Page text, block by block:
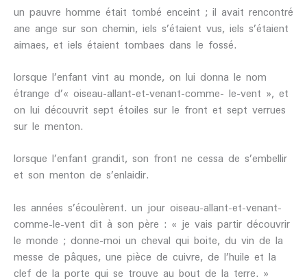
un pauvre homme était tombé enceint ; il avait rencontré
ane ange sur son chemin, iels s’étaient vus, iels s’étaient
aimaes, et iels étaient tombaes dans le fossé.
lorsque l’enfant vint au monde, on lui donna le nom
étrange d’« oiseau-allant-et-venant-comme- le-vent », et
on lui découvrit sept étoiles sur le front et sept verrues
sur le menton.
lorsque l’enfant grandit, son front ne cessa de s’embellir
et son menton de s’enlaidir.
les années s’écoulèrent. un jour oiseau-allant-et-venant-
comme-le-vent dit à son père : « je vais partir découvrir
le monde ; donne-moi un cheval qui boite, du vin de la
messe de pâques, une pièce de cuivre, de l’huile et la
clef de la porte qui se trouve au bout de la terre. »